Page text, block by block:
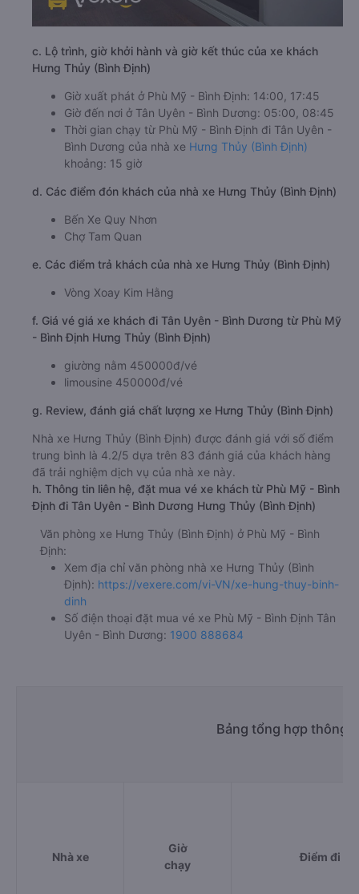
c. Lộ trình, giờ khởi hành và giờ kết thúc của xe khách
Hưng Thủy (Bình Định)
Giờ xuất phát ở Phù Mỹ - Bình Định: 14:00, 17:45
Giờ đến nơi ở Tân Uyên - Bình Dương: 05:00, 08:45
Thời gian chạy từ Phù Mỹ - Bình Định đi Tân Uyên -
Bình Dương của nhà xe Hưng Thủy (Bình Định)
khoảng: 15 giờ
d. Các điểm đón khách của nhà xe Hưng Thủy (Bình Định)
Bến Xe Quy Nhơn
Chợ Tam Quan
e. Các điểm trả khách của nhà xe Hưng Thủy (Bình Định)
Vòng Xoay Kim Hằng
f. Giá vé giá xe khách đi Tân Uyên - Bình Dương từ Phù Mỹ
- Bình Định Hưng Thủy (Bình Định)
giường nằm 450000đ/vé
limousine 450000đ/vé
g. Review, đánh giá chất lượng xe Hưng Thủy (Bình Định)
Nhà xe Hưng Thủy (Bình Định) được đánh giá với số điểm
trung bình là 4.2/5 dựa trên 83 đánh giá của khách hàng
đã trải nghiệm dịch vụ của nhà xe này.
h. Thông tin liên hệ, đặt mua vé xe khách từ Phù Mỹ - Bình
Định đi Tân Uyên - Bình Dương Hưng Thủy (Bình Định)
Văn phòng xe Hưng Thủy (Bình Định) ở Phù Mỹ - Bình
Định:
Xem địa chỉ văn phòng nhà xe Hưng Thủy (Bình
Định): https://vexere.com/vi-VN/xe-hung-thuy-binh-
dinh
Số điện thoại đặt mua vé xe Phù Mỹ - Bình Định Tân
Uyên - Bình Dương: 1900 888684
Bảng tổng hợp thông
Nhà xe
Giờ
chạy
Điểm đi